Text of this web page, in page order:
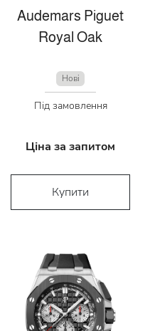
Audemars Piguet
Royal Oak
Нові
Під замовлення
Ціна за запитом
Купити